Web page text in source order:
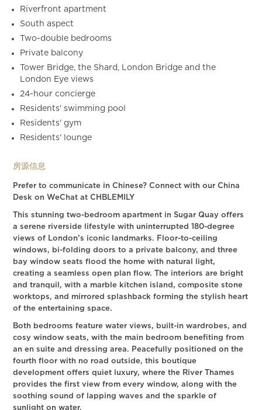
Riverfront apartment
South aspect
Two-double bedrooms
Private balcony
Tower Bridge, the Shard, London Bridge and the
London Eye views
24-hour concierge
Residents' swimming pool
Residents' gym
Residents' lounge
房源信息
Prefer to communicate in Chinese? Connect with our China
Desk on WeChat at CHBLEMILY
This stunning two-bedroom apartment in Sugar Quay offers
a serene riverside lifestyle with uninterrupted 180-degree
views of London’s iconic landmarks. Floor-to-ceiling
windows, bi-folding doors to a private balcony, and three
bay window seats flood the home with natural light,
creating a seamless open plan flow. The interiors are bright
and tranquil, with a marble kitchen island, composite stone
worktops, and mirrored splashback forming the stylish heart
of the entertaining space.
Both bedrooms feature water views, built-in wardrobes, and
cosy window seats, with the main bedroom benefiting from
an en suite and dressing area. Peacefully positioned on the
fourth floor with no road outside, this boutique
development offers quiet luxury, where the River Thames
provides the first view from every window, along with the
soothing sound of lapping waves and the sparkle of
sunlight on water.